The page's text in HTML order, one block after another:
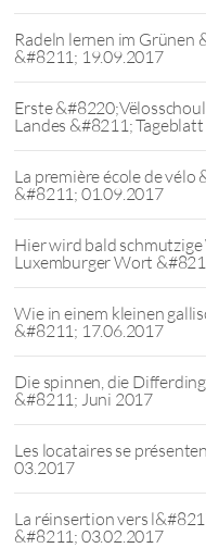
Radeln lernen im Grünen
&#8211; 19.09.2017
Erste
Landes &#8211;
La première école de
&#8211; 01.09.2017
Hier wird bald
Luxemburger Wort
Wie in einem kleinen
&#8211; 17.06.2017
Die spinnen, die
&#8211; Juni 2017
Les locataires se
03.2017
La réinsertion vers
&#8211; 03.02.2017